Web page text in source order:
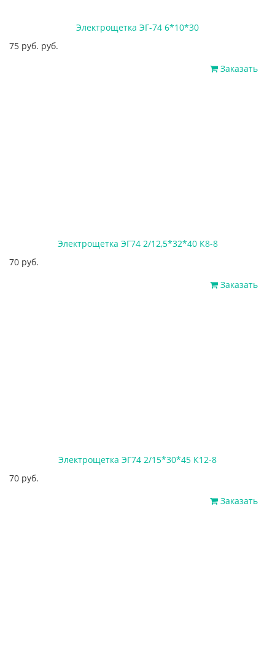
Электрощетка ЭГ-74 6*10*30
75 руб. руб.
Заказать
Электрощетка ЭГ74 2/12,5*32*40 К8-8
70 руб.
Заказать
Электрощетка ЭГ74 2/15*30*45 К12-8
70 руб.
Заказать